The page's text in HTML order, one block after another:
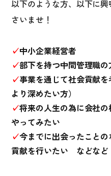
以下のような方、以下に
さいませ！
✓中小企業経営者
✓部下を持つ中間管理職の
✓事業を通じて社会貢献
より深めたい方）
✓将来の人生の為に会社
やってみたい
✓今までに出会ったこと
貢献を行いたい などなど